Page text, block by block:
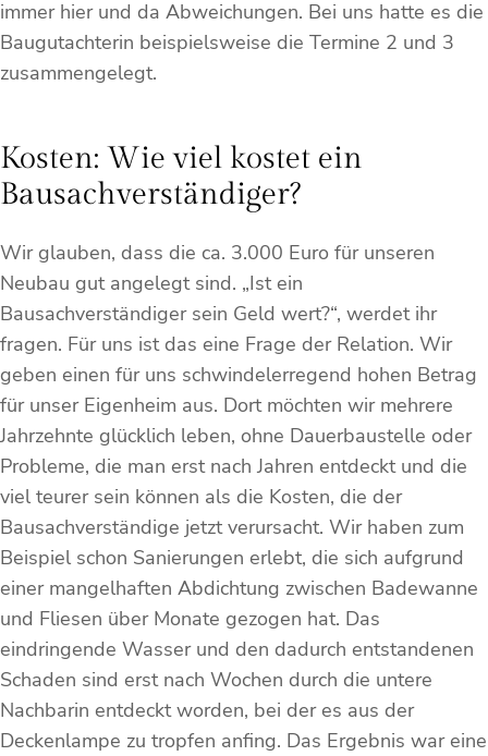
immer hier und da Abweichungen. Bei uns hatte es die
Baugutachterin beispielsweise die Termine 2 und 3
zusammengelegt.
Kosten: Wie viel kostet ein
Bausachverständiger?
Wir glauben, dass die ca. 3.000 Euro für unseren
Neubau gut angelegt sind. „Ist ein
Bausachverständiger sein Geld wert?“, werdet ihr
fragen. Für uns ist das eine Frage der Relation. Wir
geben einen für uns schwindelerregend hohen Betrag
für unser Eigenheim aus. Dort möchten wir mehrere
Jahrzehnte glücklich leben, ohne Dauerbaustelle oder
Probleme, die man erst nach Jahren entdeckt und die
viel teurer sein können als die Kosten, die der
Bausachverständige jetzt verursacht. Wir haben zum
Beispiel schon Sanierungen erlebt, die sich aufgrund
einer mangelhaften Abdichtung zwischen Badewanne
und Fliesen über Monate gezogen hat. Das
eindringende Wasser und den dadurch entstandenen
Schaden sind erst nach Wochen durch die untere
Nachbarin entdeckt worden, bei der es aus der
Deckenlampe zu tropfen anfing. Das Ergebnis war eine